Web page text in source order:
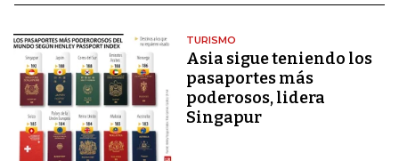
TURISMO
Asia sigue teniendo los
pasaportes más
poderosos, lidera
Singapur